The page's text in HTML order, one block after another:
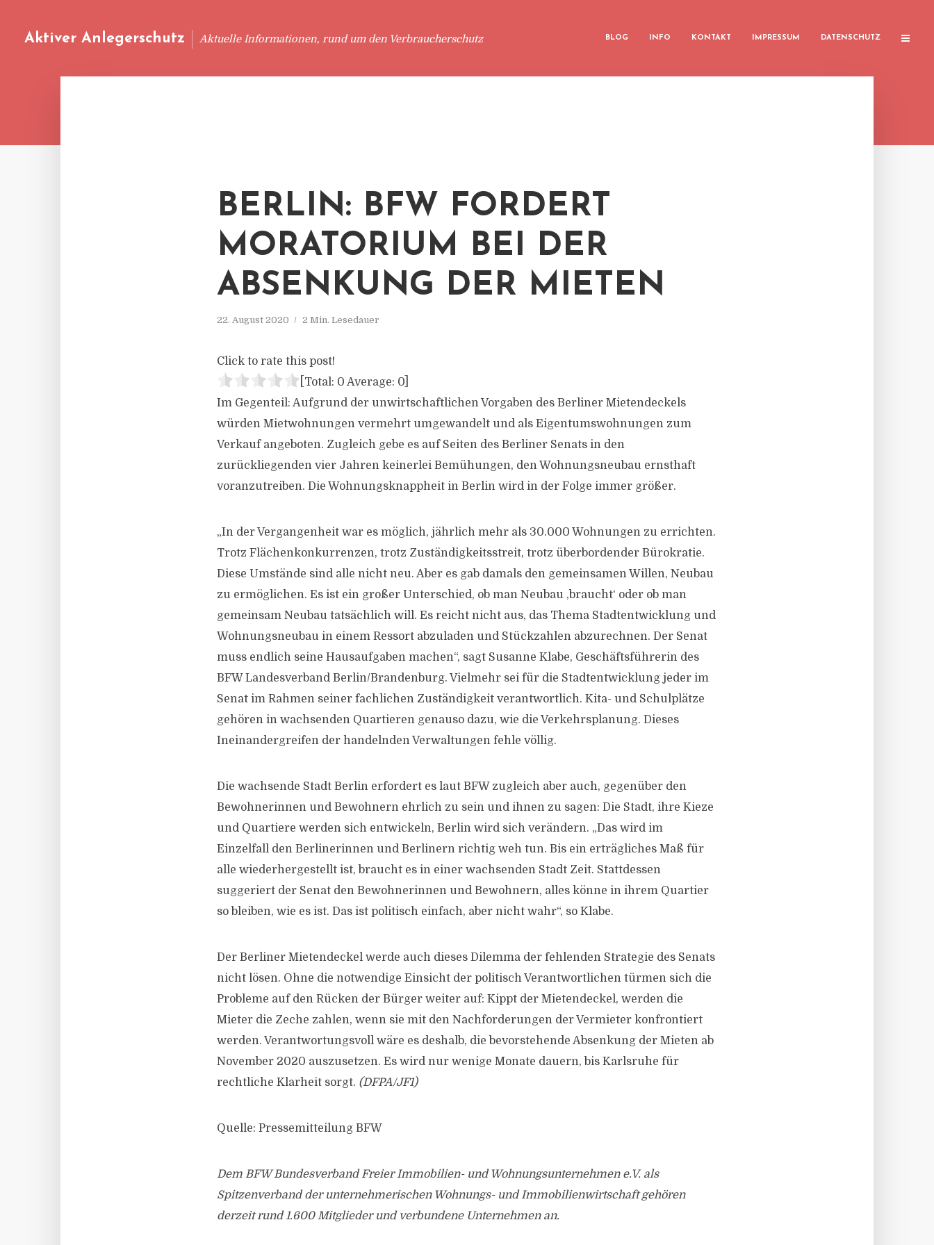
Aktiver Anlegerschutz Aktuelle Informationen, rund um den Verbraucherschutz BLOG INFO KONTAKT IMPRESSUM DATENSCHUTZ
BERLIN: BFW FORDERT
MORATORIUM BEI DER
ABSENKUNG DER MIETEN
22. August 2020 2 Min. Lesedauer
Click to rate this post!
[Total: 0 Average: 0
Im Gegenteil: Aufgrund der unwirtschaftlichen Vorgaben des Berliner Mietendeckels
würden Mietwohnungen vermehrt umgewandelt und als Eigentumswohnungen zum
Verkauf angeboten. Zugleich gebe es auf Seiten des Berliner Senats in den
zurückliegenden vier Jahren keinerlei Bemühungen, den Wohnungsneubau ernsthaft
voranzutreiben. Die Wohnungsknappheit in Berlin wird in der Folge immer größer.
„In der Vergangenheit war es möglich, jährlich mehr als 30.000 Wohnungen zu errichten.
Trotz Flächenkonkurrenzen, trotz Zuständigkeitsstreit, trotz überbordender Bürokratie.
Diese Umstände sind alle nicht neu. Aber es gab damals den gemeinsamen Willen, Neubau
zu ermöglichen. Es ist ein großer Unterschied, ob man Neubau ,braucht‘ oder ob man
gemeinsam Neubau tatsächlich will. Es reicht nicht aus, das Thema Stadtentwicklung und
Wohnungsneubau in einem Ressort abzuladen und Stückzahlen abzurechnen. Der Senat
muss endlich seine Hausaufgaben machen“, sagt Susanne Klabe, Geschäftsführerin des
BFW Landesverband Berlin/Brandenburg. Vielmehr sei für die Stadtentwicklung jeder im
Senat im Rahmen seiner fachlichen Zuständigkeit verantwortlich. Kita- und Schulplätze
gehören in wachsenden Quartieren genauso dazu, wie die Verkehrsplanung. Dieses
Ineinandergreifen der handelnden Verwaltungen fehle völlig.
Die wachsende Stadt Berlin erfordert es laut BFW zugleich aber auch, gegenüber den
Bewohnerinnen und Bewohnern ehrlich zu sein und ihnen zu sagen: Die Stadt, ihre Kieze
und Quartiere werden sich entwickeln, Berlin wird sich verändern. „Das wird im
Einzelfall den Berlinerinnen und Berlinern richtig weh tun. Bis ein erträgliches Maß für
alle wiederhergestellt ist, braucht es in einer wachsenden Stadt Zeit. Stattdessen
suggeriert der Senat den Bewohnerinnen und Bewohnern, alles könne in ihrem Quartier
so bleiben, wie es ist. Das ist politisch einfach, aber nicht wahr“, so Klabe.
Der Berliner Mietendeckel werde auch dieses Dilemma der fehlenden Strategie des Senats
nicht lösen. Ohne die notwendige Einsicht der politisch Verantwortlichen türmen sich die
Probleme auf den Rücken der Bürger weiter auf: Kippt der Mietendeckel, werden die
Mieter die Zeche zahlen, wenn sie mit den Nachforderungen der Vermieter konfrontiert
werden. Verantwortungsvoll wäre es deshalb, die bevorstehende Absenkung der Mieten ab
November 2020 auszusetzen. Es wird nur wenige Monate dauern, bis Karlsruhe für
rechtliche Klarheit sorgt. (DFPA/JF1)
Quelle: Pressemitteilung BFW
Dem BFW Bundesverband Freier Immobilien- und Wohnungsunternehmen e.V. als
Spitzenverband der unternehmerischen Wohnungs- und Immobilienwirtschaft gehören
derzeit rund 1.600 Mitglieder und verbundene Unternehmen an.